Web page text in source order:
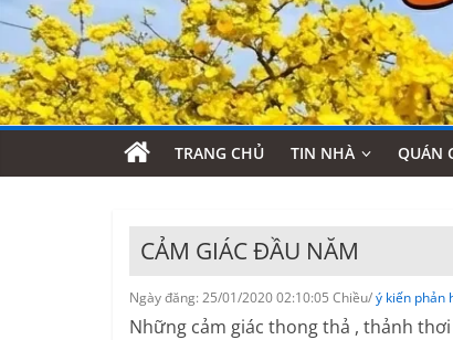
TRANG CHỦ TIN NHÀ QUÁN
CẢM GIÁC ĐẦU NĂM
Ngày đăng: 25/01/2020 02:10:05 Chiều/ý kiến phản
Những cảm giác thong thả , thảnh